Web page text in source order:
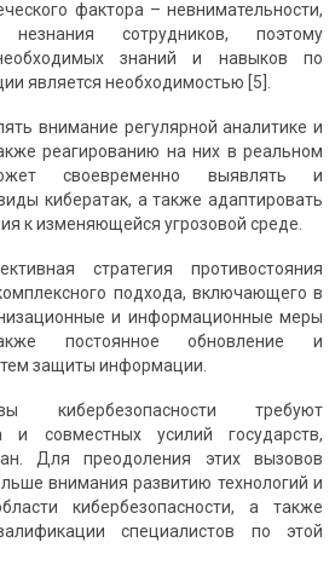
фактора – невнимательности,
незнания сотрудников, поэтому
знаний и навыков по
является необходимостью [5].
внимание регулярной аналитике и
реагированию на них в реальном
своевременно выявлять и
кибератак, а также адаптировать
к изменяющейся угрозовой среде.
стратегия противостояния
подхода, включающего в
и информационные меры
постоянное обновление и
защиты информации.
кибербезопасности требуют
и совместных усилий государств,
Для преодоления этих вызовов
внимания развитию технологий и
кибербезопасности, а также
специалистов по этой